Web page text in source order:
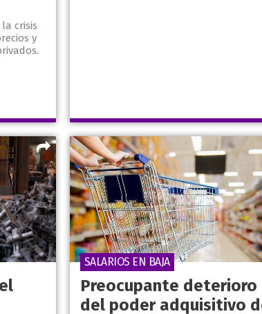
crisis
y
Preocupante deterioro
del poder adquisitivo
SALARIOS EN BAJA